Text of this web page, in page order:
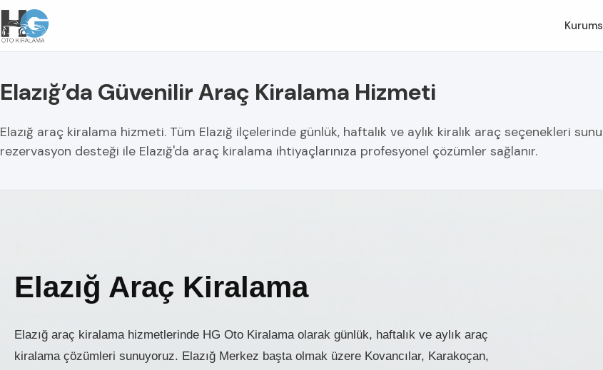
Elazığ’da Güvenilir Araç Kiralama Hizmeti
Elazığ araç kiralama hizmeti. Tüm Elazığ ilçelerinde günlük, haftalık ve aylık kiralık araç seçenekleri
rezervasyon desteği ile Elazığ'da araç kiralama ihtiyaçlarınıza profesyonel çözümler sağlanır.
Elazığ Araç Kiralama
Elazığ araç kiralama hizmetlerinde HG Oto Kiralama olarak günlük, haftalık ve aylık araç
kiralama çözümleri sunuyoruz. Elazığ Merkez başta olmak üzere Kovancılar, Karakoçan,